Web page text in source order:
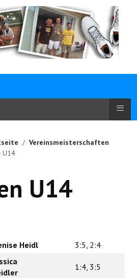
≡
Vereinsmeisterschaften
U14
U14
Heidl 3:5, 2:4
1:4, 3:5